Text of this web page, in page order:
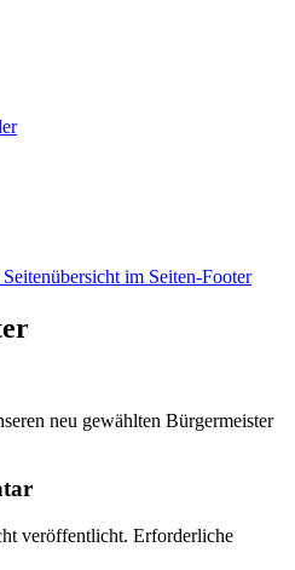
im Seiten-Footer
neu gewählten Bürgermeister
veröffentlicht. Erforderliche